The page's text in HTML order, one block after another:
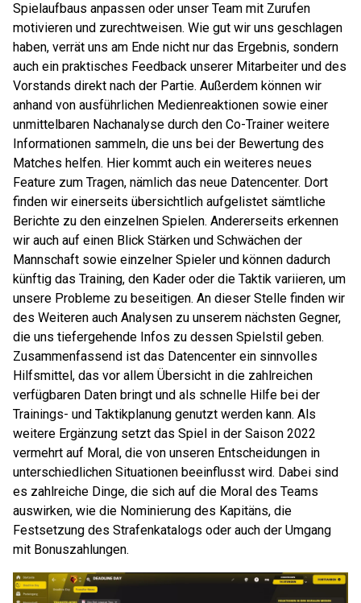
Spielaufbaus anpassen oder unser Team mit Zurufen
motivieren und zurechtweisen. Wie gut wir uns geschlagen
haben, verrät uns am Ende nicht nur das Ergebnis, sondern
auch ein praktisches Feedback unserer Mitarbeiter und des
Vorstands direkt nach der Partie. Außerdem können wir
anhand von ausführlichen Medienreaktionen sowie einer
unmittelbaren Nachanalyse durch den Co-Trainer weitere
Informationen sammeln, die uns bei der Bewertung des
Matches helfen. Hier kommt auch ein weiteres neues
Feature zum Tragen, nämlich das neue Datencenter. Dort
finden wir einerseits übersichtlich aufgelistet sämtliche
Berichte zu den einzelnen Spielen. Andererseits erkennen
wir auch auf einen Blick Stärken und Schwächen der
Mannschaft sowie einzelner Spieler und können dadurch
künftig das Training, den Kader oder die Taktik variieren, um
unsere Probleme zu beseitigen. An dieser Stelle finden wir
des Weiteren auch Analysen zu unserem nächsten Gegner,
die uns tiefergehende Infos zu dessen Spielstil geben.
Zusammenfassend ist das Datencenter ein sinnvolles
Hilfsmittel, das vor allem Übersicht in die zahlreichen
verfügbaren Daten bringt und als schnelle Hilfe bei der
Trainings- und Taktikplanung genutzt werden kann. Als
weitere Ergänzung setzt das Spiel in der Saison 2022
vermehrt auf Moral, die von unseren Entscheidungen in
unterschiedlichen Situationen beeinflusst wird. Dabei sind
es zahlreiche Dinge, die sich auf die Moral des Teams
auswirken, wie die Nominierung des Kapitäns, die
Festsetzung des Strafenkatalogs oder auch der Umgang
mit Bonuszahlungen.